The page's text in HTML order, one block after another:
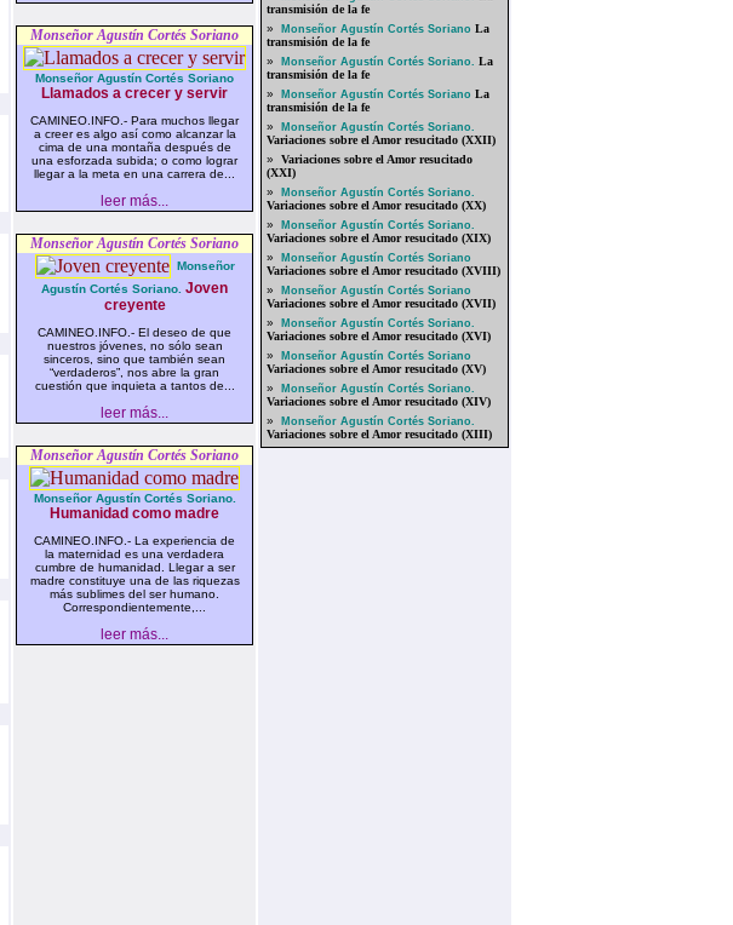
Monseñor Agustín Cortés Soriano
Monseñor Agustín Cortés Soriano
Llamados a crecer y servir
CAMINEO.INFO.- Para muchos llegar
a creer es algo así como alcanzar la
cima de una montaña después de
una esforzada subida; o como lograr
llegar a la meta en una carrera de...
leer más...
Monseñor Agustín Cortés Soriano
Monseñor
Agustín Cortés Soriano. Joven
creyente
CAMINEO.INFO.- El deseo de que
nuestros jóvenes, no sólo sean
sinceros, sino que también sean
“verdaderos”, nos abre la gran
cuestión que inquieta a tantos de...
leer más...
Monseñor Agustín Cortés Soriano
Monseñor Agustín Cortés Soriano.
Humanidad como madre
CAMINEO.INFO.- La experiencia de
la maternidad es una verdadera
cumbre de humanidad. Llegar a ser
madre constituye una de las riquezas
más sublimes del ser humano.
Correspondientemente,...
leer más...
transmisión de la fe
»
Monseñor Agustín Cortés Soriano La
transmisión de la fe
»
Monseñor Agustín Cortés Soriano. La
transmisión de la fe
»
Monseñor Agustín Cortés Soriano La
transmisión de la fe
»
Monseñor Agustín Cortés Soriano.
Variaciones sobre el Amor resucitado (XXII)
»
Variaciones sobre el Amor resucitado
(XXI)
»
Monseñor Agustín Cortés Soriano.
Variaciones sobre el Amor resucitado (XX)
»
Monseñor Agustín Cortés Soriano.
Variaciones sobre el Amor resucitado (XIX)
»
Monseñor Agustín Cortés Soriano
Variaciones sobre el Amor resucitado (XVIII)
»
Monseñor Agustín Cortés Soriano
Variaciones sobre el Amor resucitado (XVII)
»
Monseñor Agustín Cortés Soriano.
Variaciones sobre el Amor resucitado (XVI)
»
Monseñor Agustín Cortés Soriano
Variaciones sobre el Amor resucitado (XV)
»
Monseñor Agustín Cortés Soriano.
Variaciones sobre el Amor resucitado (XIV)
»
Monseñor Agustín Cortés Soriano.
Variaciones sobre el Amor resucitado (XIII)